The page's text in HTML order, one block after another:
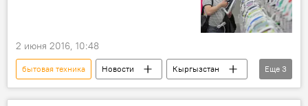
2 июня 2016, 10:48
бытовая техника Новости
Кыргызстан
Общество
магазин открытие
Еще 3